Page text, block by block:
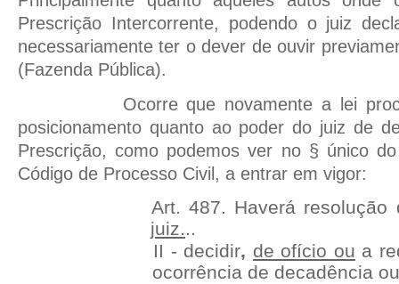
Prescrição Intercorrente, podendo o juiz
necessariamente ter o dever de ouvir
(Fazenda Pública).
Ocorre que novamente a lei
posicionamento quanto ao poder do juiz de
Prescrição, como podemos ver no § único
Código de Processo Civil, a entrar em vigor:
Art. 487. Haverá
juiz.
II - decidir, de ofício ou a
ocorrência de decadência